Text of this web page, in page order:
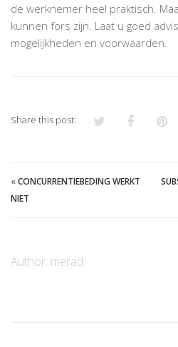
de werknemer heel praktisch.
kunnen fors zijn. Laat u goed
mogelijkheden en voorwaarden.
Share this post:
«CONCURRENTIEBEDING WERKT
NIET
Author: merad